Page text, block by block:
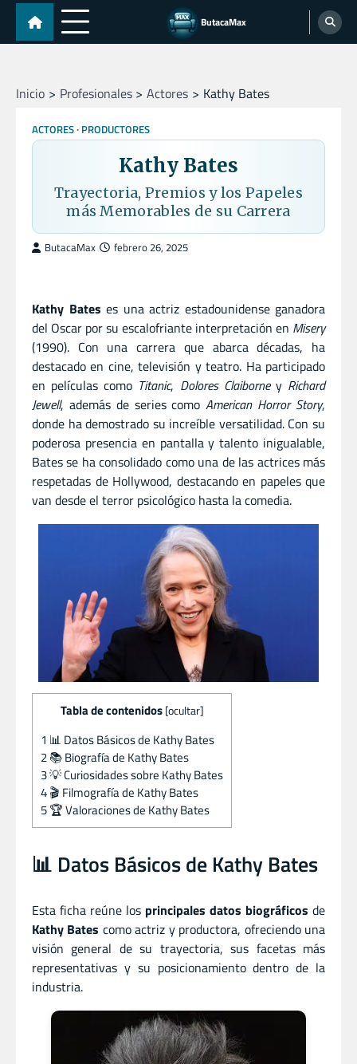
Skip
content
ButacaMax
Inicio Profesionales Actores Kathy Bates
ACTORES PRODUCTORES
Kathy Bates
Trayectoria, Premios y los Papeles
más Memorables de su Carrera
ButacaMax febrero 26, 2025
Kathy Bates es una actriz estadounidense ganadora
del Oscar por su escalofriante interpretación en Misery
(1990). Con una carrera que abarca décadas, ha
destacado en cine, televisión y teatro. Ha participado
en películas como Titanic, Dolores Claiborney Richard
Jewell, además de series comoAmerican Horror Story,
donde ha demostrado su increíble versatilidad. Con su
poderosa presencia en pantalla y talento inigualable,
Bates se ha consolidado como una de las actrices más
respetadas de Hollywood, destacando en papeles que
van desde el terror psicológico hasta la comedia.
Tabla de contenidos [ocultar]
1 📊 Datos Básicos de Kathy Bates
2📚 Biografía de Kathy Bates
3💡 Curiosidades sobre Kathy Bates
4🎬 Filmografía de Kathy Bates
5🏆 Valoraciones de Kathy Bates
📊 Datos Básicos de Kathy Bates
Esta ficha reúne los principales datos biográficos de
Kathy Bates como actriz y productora, ofreciendo una
visión general de su trayectoria, sus facetas más
representativas y su posicionamiento dentro de la
industria.